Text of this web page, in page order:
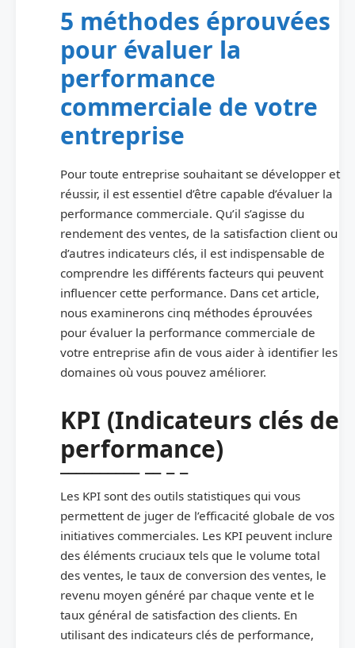
5 méthodes éprouvées
pour évaluer la
performance
commerciale de votre
entreprise
Pour toute entreprise souhaitant se développer et
réussir, il est essentiel d’être capable d’évaluer la
performance commerciale. Qu’il s’agisse du
rendement des ventes, de la satisfaction client ou
d’autres indicateurs clés, il est indispensable de
comprendre les différents facteurs qui peuvent
influencer cette performance. Dans cet article,
nous examinerons cinq méthodes éprouvées
pour évaluer la performance commerciale de
votre entreprise afin de vous aider à identifier les
domaines où vous pouvez améliorer.
KPI (Indicateurs clés de
performance)
Les KPI sont des outils statistiques qui vous
permettent de juger de l’efficacité globale de vos
initiatives commerciales. Les KPI peuvent inclure
des éléments cruciaux tels que le volume total
des ventes, le taux de conversion des ventes, le
revenu moyen généré par chaque vente et le
taux général de satisfaction des clients. En
utilisant des indicateurs clés de performance,